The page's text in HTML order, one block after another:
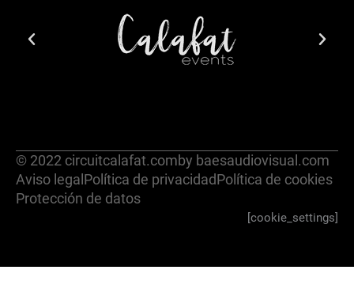
© 2022 circuitcalafat.comby baesaudiovisual.com
Aviso legalPolítica de privacidadPolítica de cookies
Protección de datos
[cookie_settings]